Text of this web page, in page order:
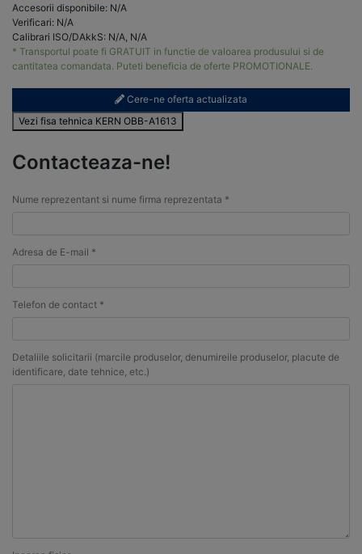
Accesorii disponibile: N/A
Verificari: N/A
Calibrari ISO/DAkkS: N/A, N/A
* Transportul poate fi GRATUIT in functie de valoarea produsului si de
cantitatea comandata. Puteti beneficia de oferte PROMOTIONALE.
Cere-ne oferta actualizata
Vezi fisa tehnica KERN OBB-A1613
Contacteaza-ne!
Nume reprezentant si nume firma reprezentata *
Adresa de E-mail *
Telefon de contact *
Detaliile solicitarii (marcile produselor, denumireile produselor, placute de
identificare, date tehnice, etc.)